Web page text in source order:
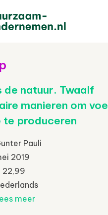
de natuur. Twaalf
manieren om
te produceren
Pauli
2019
22,99
meer